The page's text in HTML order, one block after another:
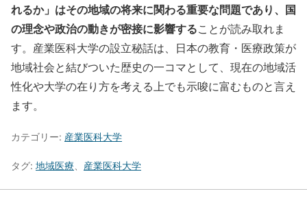
れるか」はその地域の将来に関わる重要な問題であり、国
の理念や政治の動きが密接に影響することが読み取れま
す。産業医科大学の設立秘話は、日本の教育・医療政策が
地域社会と結びついた歴史の一コマとして、現在の地域活
性化や大学の在り方を考える上でも示唆に富むものと言え
ます。
カテゴリー: 産業医科大学
タグ: 地域医療 産業医科大学